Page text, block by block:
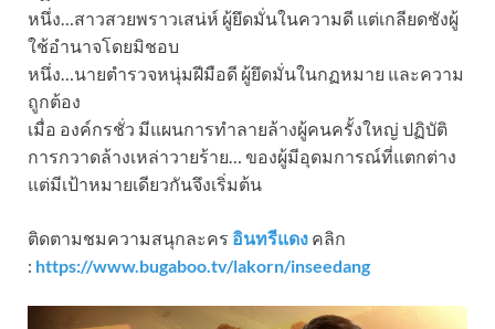
หนึ่ง…สาวสวยพราวเสน่ห์ ผู้ยึดมั่นในความดี แต่เกลียดชังผู้
ใช้อำนาจโดยมิชอบ
หนึ่ง…นายตำรวจหนุ่มฝีมือดี ผู้ยึดมั่นในกฏหมาย และความ
ถูกต้อง
เมื่อ องค์กรชั่ว มีแผนการทำลายล้างผู้คนครั้งใหญ่ ปฏิบัติ
การกวาดล้างเหล่าวายร้าย… ของผู้มีอุดมการณ์ที่แตกต่าง
แต่มีเป้าหมายเดียวกันจึงเริ่มต้น
ติดตามชมความสนุกละคร อินทรีแดง คลิก
: https://www.bugaboo.tv/lakorn/inseedang